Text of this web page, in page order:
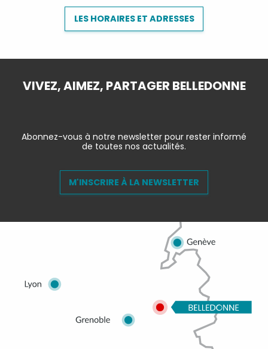
LES HORAIRES ET ADRESSES
VIVEZ, AIMEZ, PARTAGER BELLEDONNE
Abonnez-vous à notre newsletter pour rester informé
de toutes nos actualités.
M'INSCRIRE À LA NEWSLETTER